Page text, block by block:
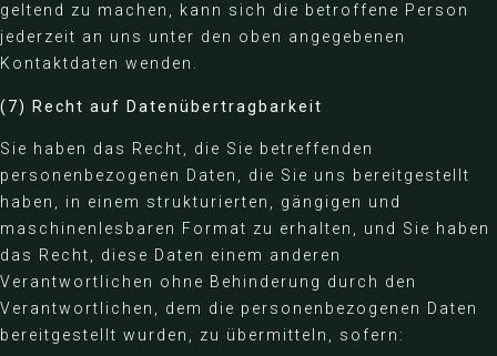
geltend zu machen, kann sich die betroffene Person
jederzeit an uns unter den oben angegebenen
Kontaktdaten wenden.
(7) Recht auf Datenübertragbarkeit
Sie haben das Recht, die Sie betreffenden
personenbezogenen Daten, die Sie uns bereitgestellt
haben, in einem strukturierten, gängigen und
maschinenlesbaren Format zu erhalten, und Sie haben
das Recht, diese Daten einem anderen
Verantwortlichen ohne Behinderung durch den
Verantwortlichen, dem die personenbezogenen Daten
bereitgestellt wurden, zu übermitteln, sofern: